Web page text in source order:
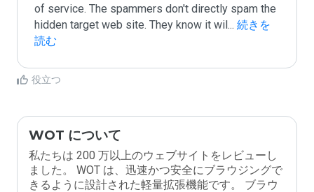
of service. The spammers don't directly spam the
hidden target web site. They know it wil... 続きを
読む
役立つ
WOT について
私たちは 200 万以上のウェブサイトをレビューし
ました。 WOT は、迅速かつ安全にブラウジングで
きるように設計された軽量拡張機能です。 ブラウ